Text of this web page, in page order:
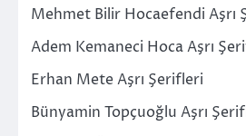
Mehmet Bilir Hocaefendi Aşrı
Adem Kemaneci Hoca Aşrı
Erhan Mete Aşrı Şerifleri
Bünyamin Topçuoğlu Aşrı